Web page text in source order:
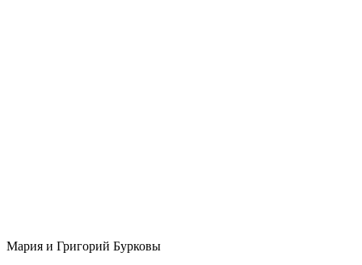
Мария и Григорий Бурковы